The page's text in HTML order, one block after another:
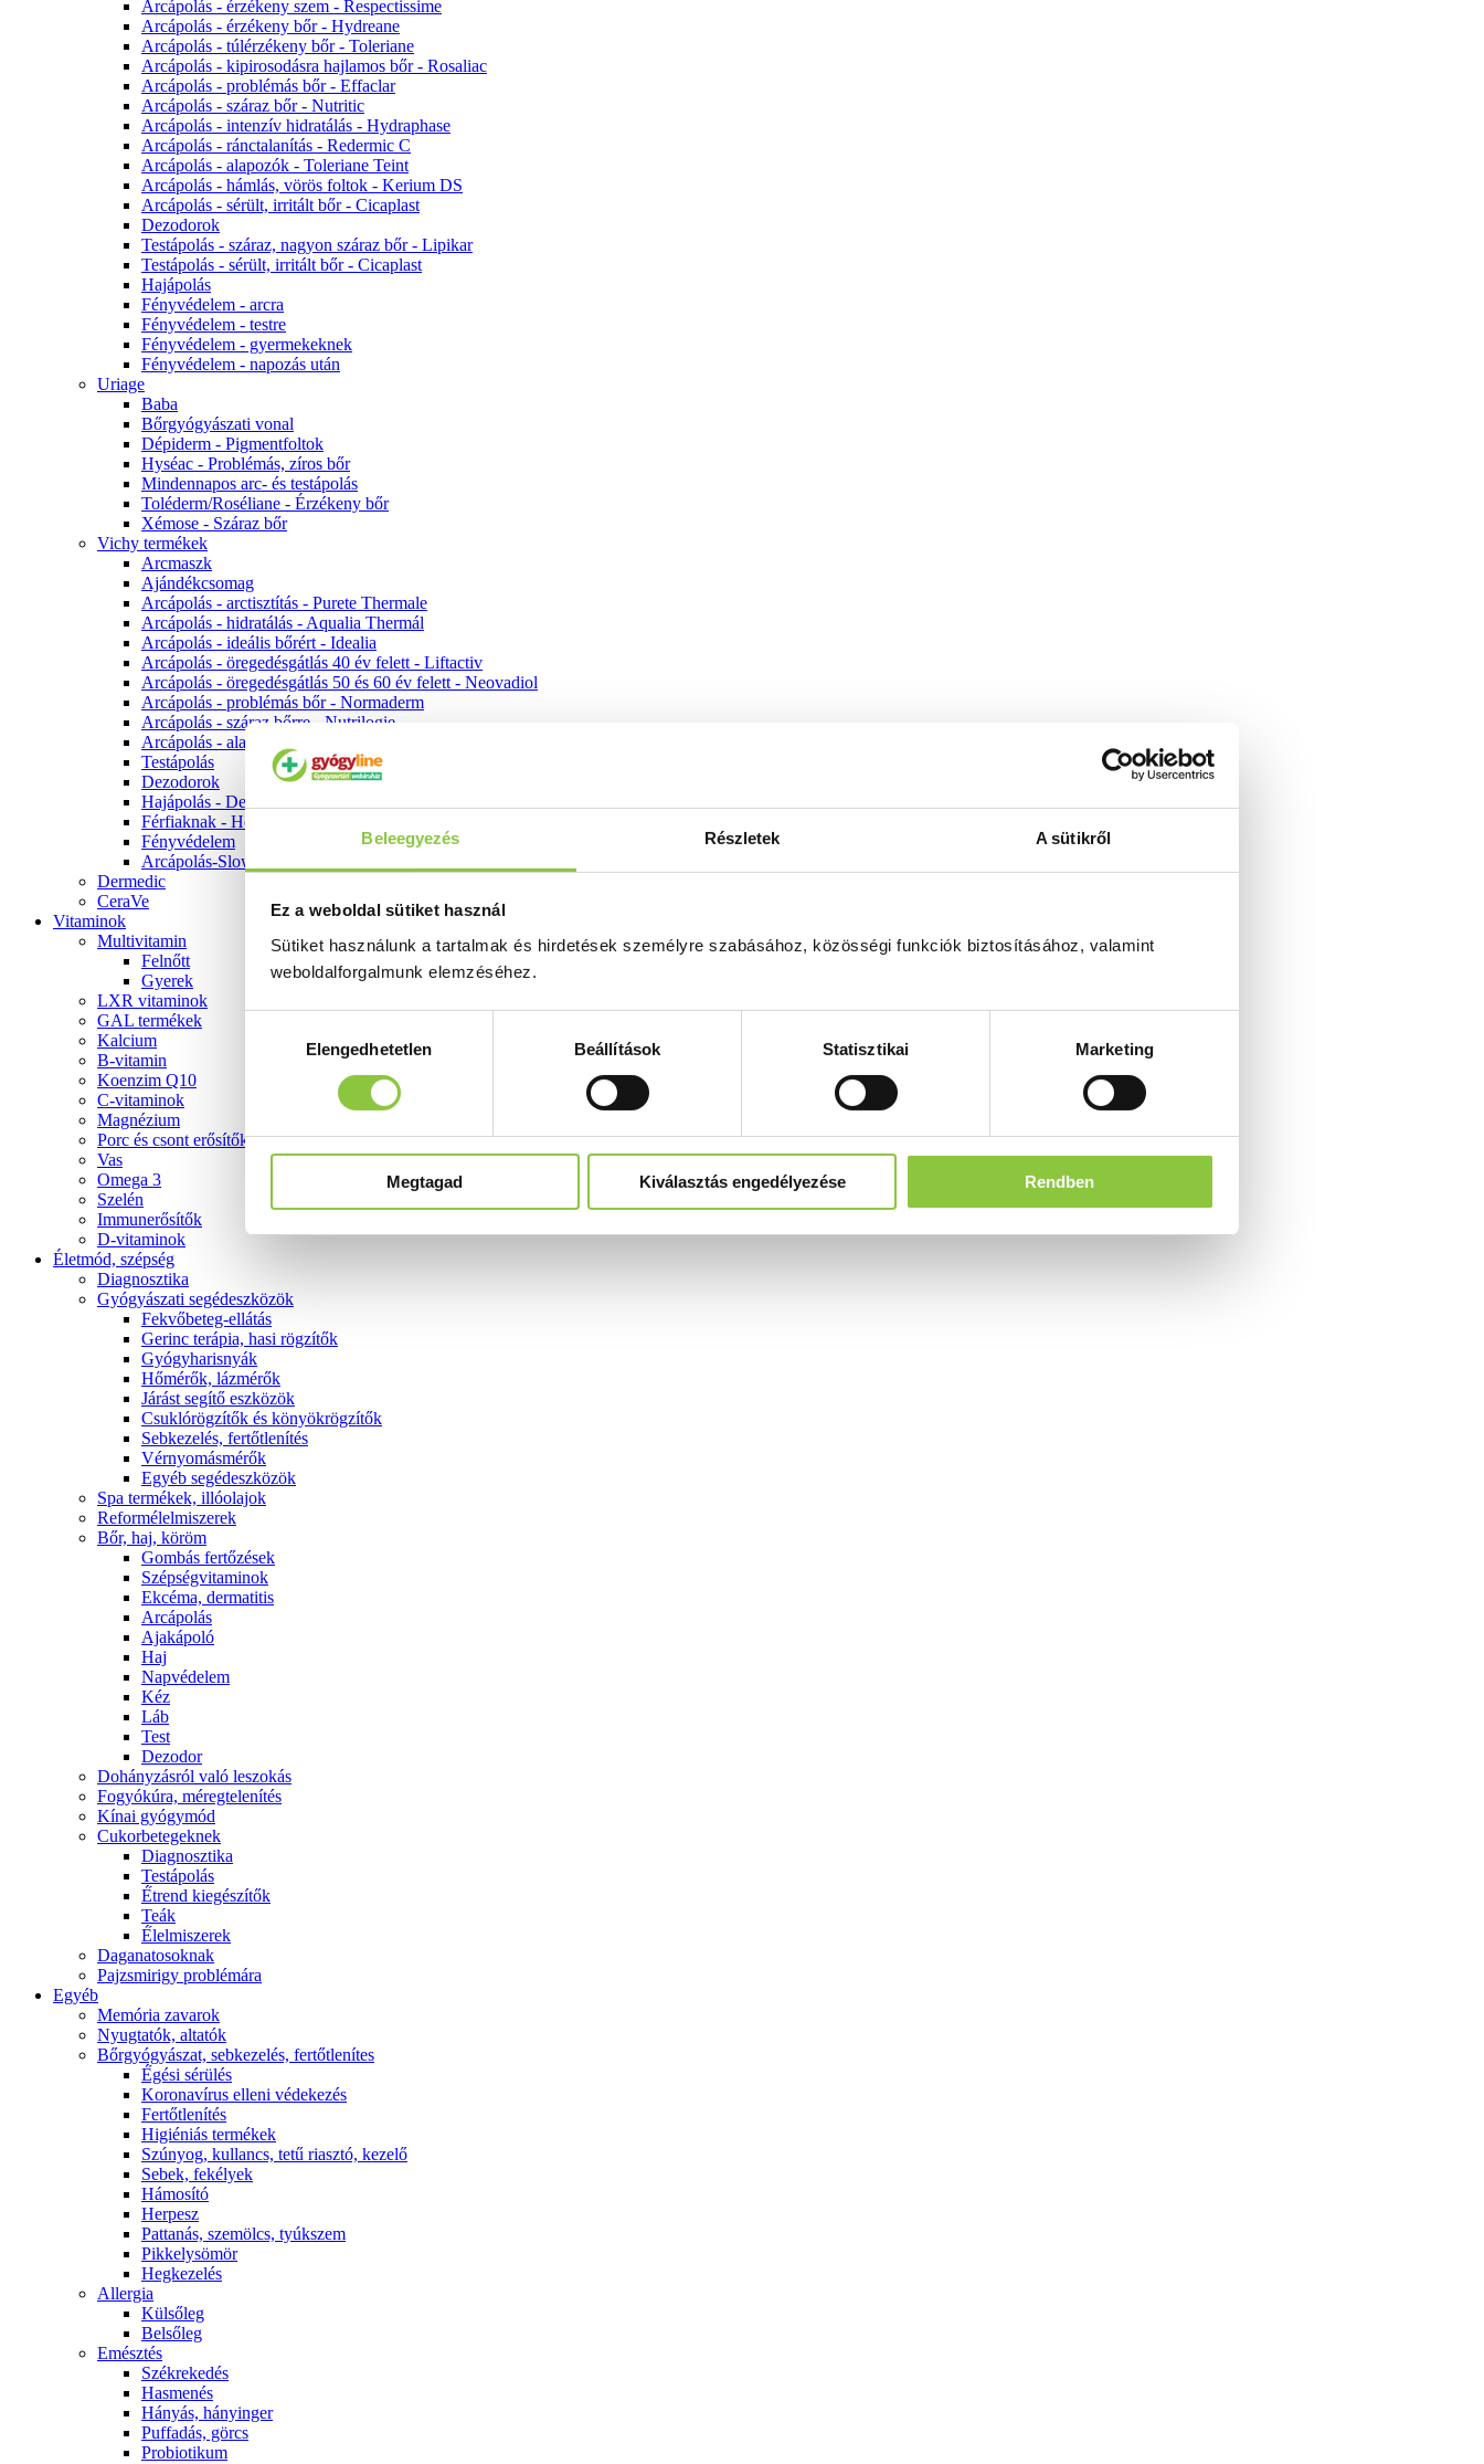
Beleegyezés Részletek A sütikről
Ez a weboldal sütiket használ
Sütiket használunk a tartalmak és hirdetések személyre szabásához, közösségi funkciók biztosításához, valamint
weboldalforgalmunk elemzéséhez.
kiválasztásaElengedhetetlen Beállítások Statisztikai Marketing
Megtagad Kiválasztás engedélyezése Rendben
Arcápolás - érzékeny szem - Respectissime
Arcápolás - érzékeny bőr - Hydreane
Arcápolás - túlérzékeny bőr - Toleriane
Arcápolás - kipirosodásra hajlamos bőr - Rosaliac
Arcápolás - problémás bőr - Effaclar
Arcápolás - száraz bőr - Nutritic
Arcápolás - intenzív hidratálás - Hydraphase
Arcápolás - ránctalanítás - Redermic C
Arcápolás - alapozók - Toleriane Teint
Arcápolás - hámlás, vörös foltok - Kerium DS
Arcápolás - sérült, irritált bőr - Cicaplast
Dezodorok
Testápolás - száraz, nagyon száraz bőr - Lipikar
Testápolás - sérült, irritált bőr - Cicaplast
Hajápolás
Fényvédelem - arcra
Fényvédelem - testre
Fényvédelem - gyermekeknek
Fényvédelem - napozás után
Uriage
Baba
Bőrgyógyászati vonal
Dépiderm - Pigmentfoltok
Hyséac - Problémás, zíros bőr
Mindennapos arc- és testápolás
Toléderm/Roséliane - Érzékeny bőr
Xémose - Száraz bőr
Vichy termékek
Arcmaszk
Ajándékcsomag
Arcápolás - arctisztítás - Purete Thermale
Arcápolás - hidratálás - Aqualia Thermál
Arcápolás - ideális bőrért - Idealia
Arcápolás - öregedésgátlás 40 év felett - Liftactiv
Arcápolás - öregedésgátlás 50 és 60 év felett - Neovadiol
Arcápolás - problémás bőr - Normaderm
Arcápolás - száraz bőrre - Nutrilogie
Arcápolás - alapozók
Testápolás
Dezodorok
Hajápolás - Dercos
Férfiaknak - Homme
Fényvédelem
Arcápolás-Slow Age
Dermedic
CeraVe
Vitaminok
Multivitamin
Felnőtt
Gyerek
LXR vitaminok
GAL termékek
Kalcium
B-vitamin
Koenzim Q10
C-vitaminok
Magnézium
Porc és csont erősítők
Vas
Omega 3
Szelén
Immunerősítők
D-vitaminok
Életmód, szépség
Diagnosztika
Gyógyászati segédeszközök
Fekvőbeteg-ellátás
Gerinc terápia, hasi rögzítők
Gyógyharisnyák
Hőmérők, lázmérők
Járást segítő eszközök
Csuklórögzítők és könyökrögzítők
Sebkezelés, fertőtlenítés
Vérnyomásmérők
Egyéb segédeszközök
Spa termékek, illóolajok
Reformélelmiszerek
Bőr, haj, köröm
Gombás fertőzések
Szépségvitaminok
Ekcéma, dermatitis
Arcápolás
Ajakápoló
Haj
Napvédelem
Kéz
Láb
Test
Dezodor
Dohányzásról való leszokás
Fogyókúra, méregtelenítés
Kínai gyógymód
Cukorbetegeknek
Diagnosztika
Testápolás
É́trend kiegészítők
Teák
É́lelmiszerek
Daganatosoknak
Pajzsmirigy problémára
Egyéb
Memória zavarok
Nyugtatók, altatók
Bőrgyógyászat, sebkezelés, fertőtlenítes
É́gési sérülés
Koronavírus elleni védekezés
Fertőtlenítés
Higiéniás termékek
Szúnyog, kullancs, tetű riasztó, kezelő
Sebek, fekélyek
Hámosító
Herpesz
Pattanás, szemölcs, tyúkszem
Pikkelysömör
Hegkezelés
Allergia
Külsőleg
Belsőleg
Emésztés
Székrekedés
Hasmenés
Hányás, hányinger
Puffadás, görcs
Probiotikum